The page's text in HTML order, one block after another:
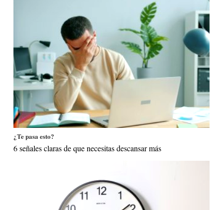
¿Te pasa esto?
6 señales claras de que necesitas descansar más